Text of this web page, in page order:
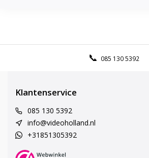
085 130 5392
Klantenservice
085 130 5392
info@videoholland.nl
+31851305392